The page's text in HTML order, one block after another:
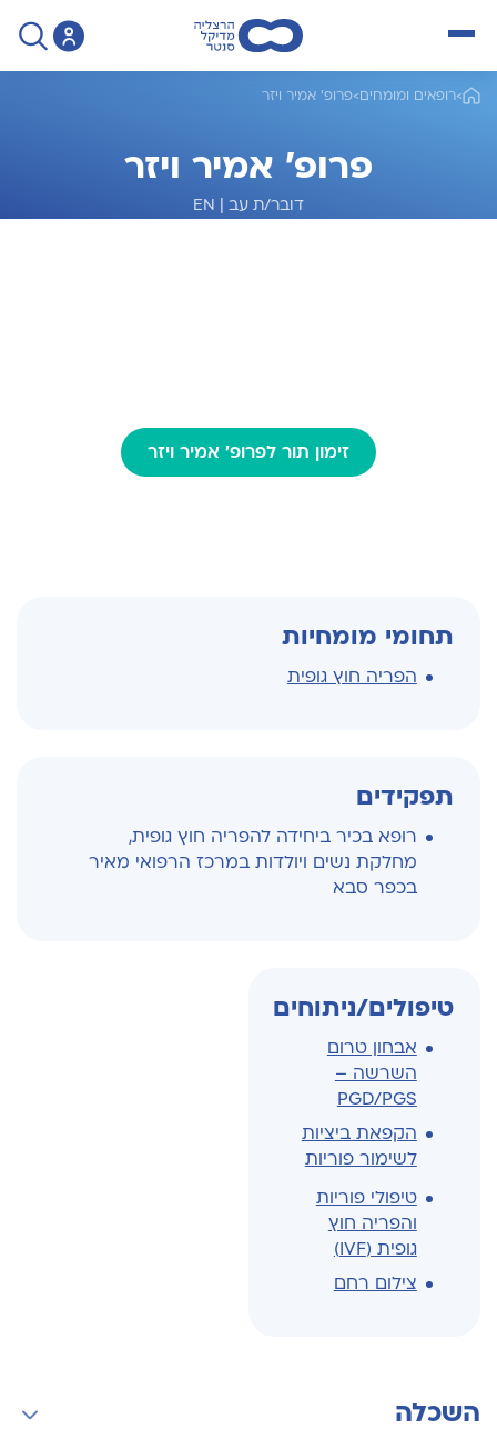
>רופאים ומומחים>פרופ' אמיר ויזר
פרופ' אמיר ויזר
דובר/ת עב |
EN
זימון תור לפרופ' אמיר ויזר
תחומי מומחיות
הפריה חוץ גופית
תפקידים
רופא בכיר ביחידה להפריה חוץ גופית,
מחלקת נשים ויולדות במרכז הרפואי מאיר
בכפר סבא
טיפולים/ניתוחים
אבחון טרום
השרשה –
PGD/PGS
הקפאת ביציות
לשימור פוריות
טיפולי פוריות
והפריה חוץ
גופית (IVF)
צילום רחם
השכלה